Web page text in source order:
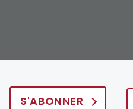
S'ABONNER